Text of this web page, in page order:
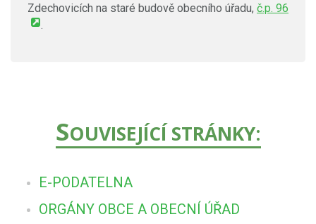
Zdechovicích na staré budově obecního úřadu, č.p. 96
.
SOUVISEJÍCÍ STRÁNKY:
E-PODATELNA
ORGÁNY OBCE A OBECNÍ ÚŘAD